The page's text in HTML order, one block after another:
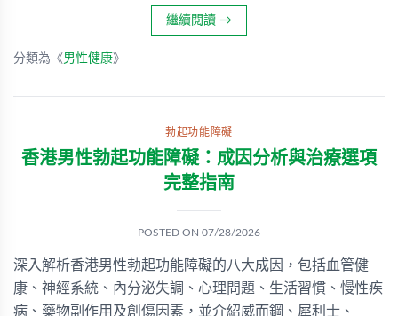
繼續閱讀 →
分類為《男性健康》
勃起功能障礙
香港男性勃起功能障礙：成因分析與治療選項
完整指南
POSTED ON 07/28/2026
深入解析香港男性勃起功能障礙的八大成因，包括血管健
康、神經系統、內分泌失調、心理問題、生活習慣、慢性疾
病、藥物副作用及創傷因素，並介紹威而鋼、犀利士、